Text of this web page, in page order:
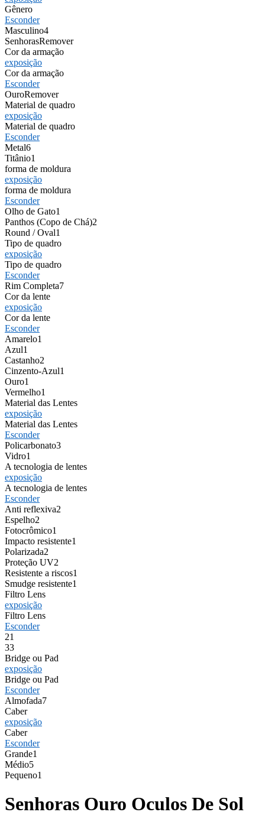
Gênero
Esconder
Masculino4
SenhorasRemover
Cor da armação
exposição
Cor da armação
Esconder
OuroRemover
Material de quadro
exposição
Material de quadro
Esconder
Metal6
Titânio1
forma de moldura
exposição
forma de moldura
Esconder
Olho de Gato1
Panthos (Copo de Chá)2
Round / Oval1
Tipo de quadro
exposição
Tipo de quadro
Esconder
Rim Completa7
Cor da lente
exposição
Cor da lente
Esconder
Amarelo1
Azul1
Castanho2
Cinzento-Azul1
Ouro1
Vermelho1
Material das Lentes
exposição
Material das Lentes
Esconder
Policarbonato3
Vidro1
A tecnologia de lentes
exposição
A tecnologia de lentes
Esconder
Anti reflexiva2
Espelho2
Fotocrômico1
Impacto resistente1
Polarizada2
Proteção UV2
Resistente a riscos1
Smudge resistente1
Filtro Lens
exposição
Filtro Lens
Esconder
21
33
Bridge ou Pad
exposição
Bridge ou Pad
Esconder
Almofada7
Caber
exposição
Caber
Esconder
Grande1
Médio5
Pequeno1
Senhoras Ouro Oculos De Sol